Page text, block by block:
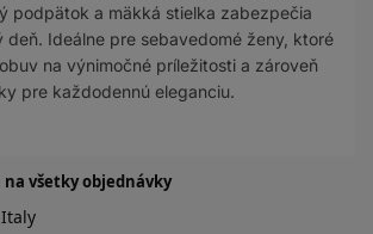
podpätok a mäkká stielka zabezpečia
deň. Ideálne pre sebavedomé ženy, ktoré
na výnimočné príležitosti a zároveň
pre každodennú eleganciu.
všetky objednávky